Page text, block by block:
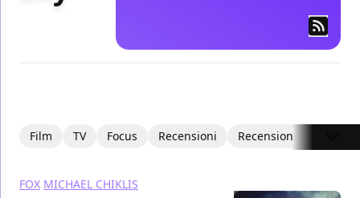
Film TV Focus Recensioni Recensioni Video
FOX MICHAEL CHIKLIS